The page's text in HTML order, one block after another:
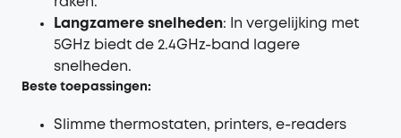
Langzamere snelheden: In vergelijking met
5GHz biedt de 2.4GHz-band lagere
snelheden.
Beste toepassingen:
Slimme thermostaten, printers, e-readers